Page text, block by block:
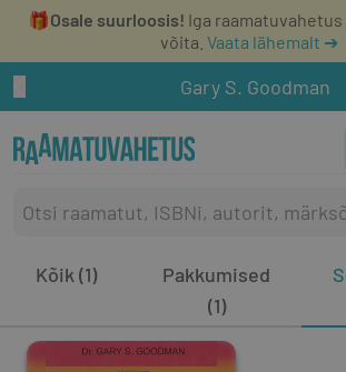
🎁Osale suurloosis! Iga
võita. Vaata lähemalt ➔
Gary S. Goodman
Kõik (1)
Pakkumised
(1)